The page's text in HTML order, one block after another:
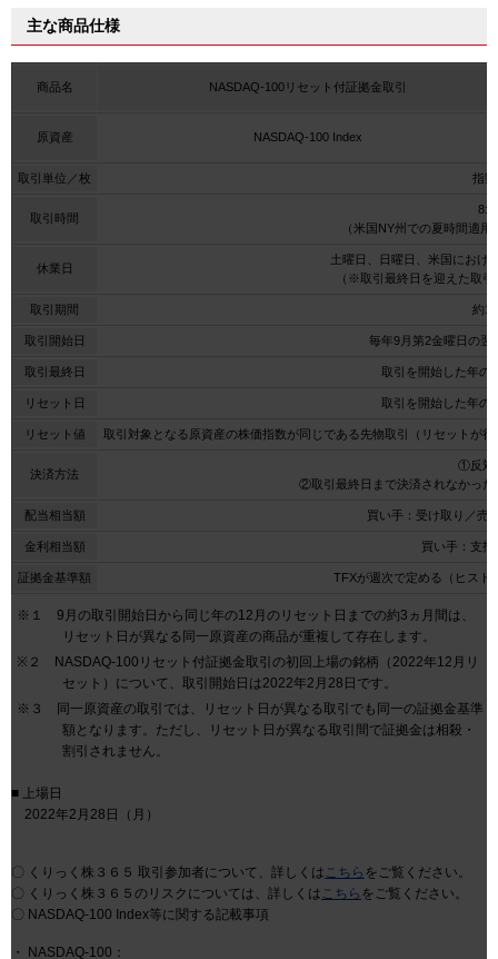
主な商品仕様
商品名 NASDAQ-100リセット付証拠金取引
原資産 NASDAQ-100 Index
取引単位／枚 指
取引時間
（米国NY州での夏時間適
休業日
土曜日、日曜日、米国におけ
（※取引最終日を迎えた取
取引期間 約
取引開始日 毎年9月第2金曜日の
取引最終日 取引を開始した年の
リセット日 取引を開始した年の
リセット値 取引対象となる原資産の株価指数が同じである先物取引（リセットが
決済方法
①反対
②取引最終日まで決済されなかった
配当相当額 買い手：受け取り／売
金利相当額 買い手：支
証拠金基準額 TFXが週次で定める（ヒス
※１ 9月の取引開始日から同じ年の12月のリセット日までの約3ヵ月間は、
リセット日が異なる同一原資産の商品が重複して存在します。
※２ NASDAQ-100リセット付証拠金取引の初回上場の銘柄（2022年12月リ
セット）について、取引開始日は2022年2月28日です。
※３ 同一原資産の取引では、リセット日が異なる取引でも同一の証拠金基準
額となります。ただし、リセット日が異なる取引間で証拠金は相殺・
割引されません。
■ 上場日
2022年2月28日（月）
〇 くりっく株３６５ 取引参加者について、詳しくはこちら をご覧ください。
〇 くりっく株３６５のリスクについては、詳しくはこちら をご覧ください。
〇 NASDAQ-100 Index等に関する記載事項
・ NASDAQ-100：